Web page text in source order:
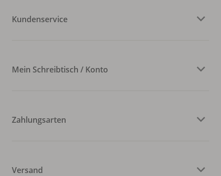
Kundenservice
Mein Schreibtisch / Konto
Zahlungsarten
Versand